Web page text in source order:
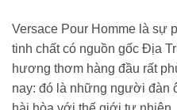
Versace Pour Homme là sự
tinh chất có nguồn gốc Địa
hương thơm hàng đầu rất
nay: đó là những người đàn